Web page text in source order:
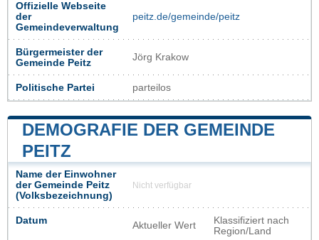
Offizielle Webseite
der
Gemeindeverwaltung
peitz.de/gemeinde/peitz
Bürgermeister der
Gemeinde Peitz
Jörg Krakow
Politische Partei parteilos
DEMOGRAFIE DER GEMEINDE
PEITZ
Name der Einwohner
der Gemeinde Peitz
(Volksbezeichnung)
Nicht verfügbar
Datum Aktueller Wert
Klassifiziert nach
Region/Land